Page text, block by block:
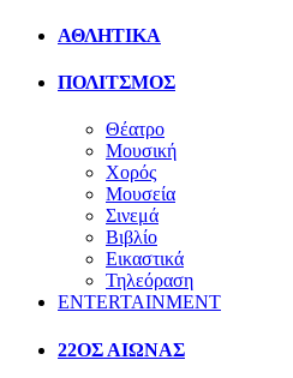
ΑΘΛΗΤΙΚΑ
ΠΟΛΙΤΣΜΟΣ
Θέατρο
Μουσική
Χορός
Μουσεία
Σινεμά
Βιβλίο
Εικαστικά
Τηλεόραση
ENTERTAINMENT
22ΟΣ ΑΙΩΝΑΣ